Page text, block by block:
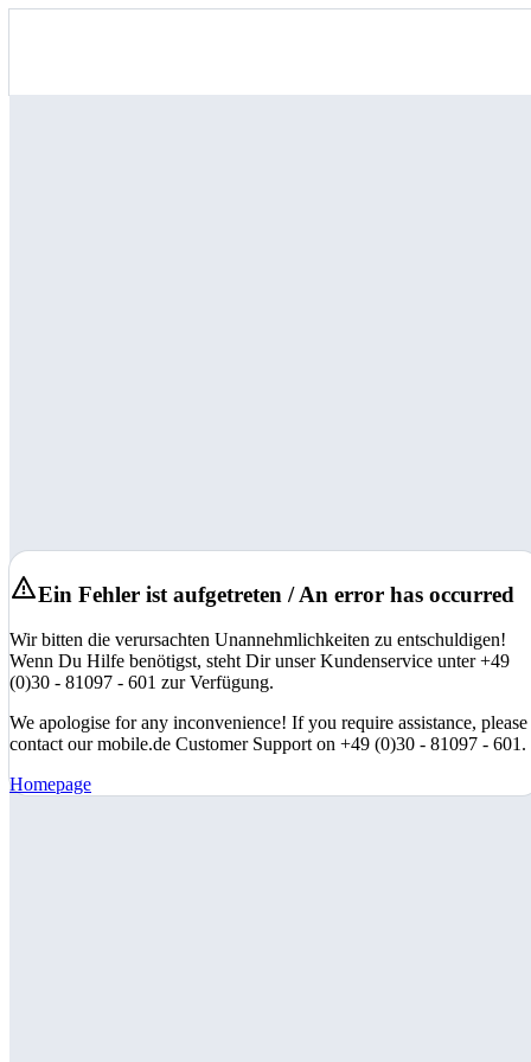
Ein Fehler ist aufgetreten / An error has occurred
Wir bitten die verursachten Unannehmlichkeiten zu entschuldigen!
Wenn Du Hilfe benötigst, steht Dir unser Kundenservice unter +49
(0)30 - 81097 - 601 zur Verfügung.
We apologise for any inconvenience! If you require assistance, please
contact our mobile.de Customer Support on +49 (0)30 - 81097 - 601.
Homepage